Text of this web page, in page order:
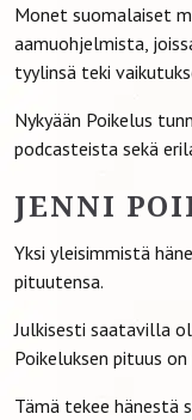
Monet suomalaiset
aamuohjelmista,
tyylinsä teki
Nykyään Poikelus
podcasteista sekä
JENNI
Yksi yleisimmistä
pituutensa.
Julkisesti saatavilla
Poikeluksen pituus on
Tämä tekee hänestä